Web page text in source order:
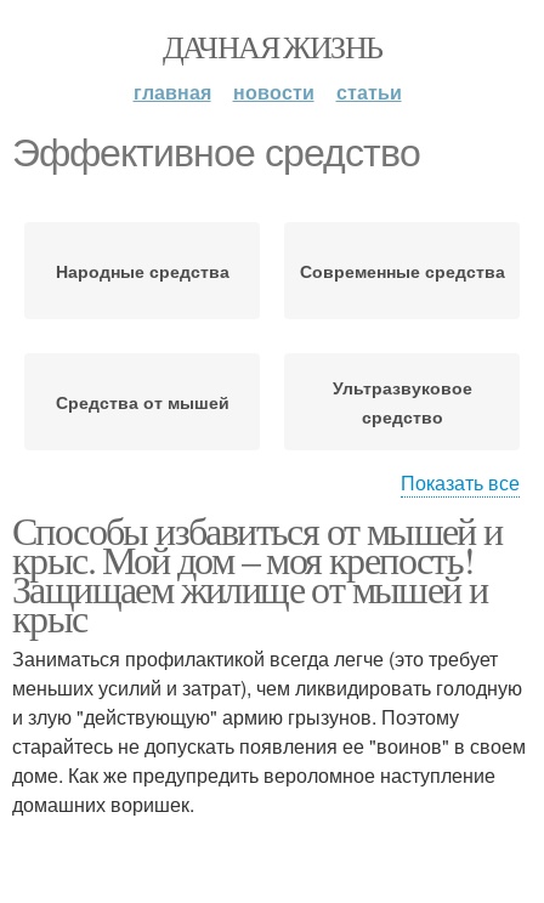
ДАЧНАЯ ЖИЗНЬ
главная новости статьи
Эффективное средство
Народные средства Современные средства
Средства от мышей
Ультразвуковое
средство
Средство от крыс Химические средства
Средство от мышей Эффективные средства
Эффективный способ
Показать все
Способы избавиться от мышей и
крыс. Мой дом – моя крепость!
Защищаем жилище от мышей и
крыс
Заниматься профилактикой всегда легче (это требует
меньших усилий и затрат), чем ликвидировать голодную
и злую "действующую" армию грызунов. Поэтому
старайтесь не допускать появления ее "воинов" в своем
доме. Как же предупредить вероломное наступление
домашних воришек.